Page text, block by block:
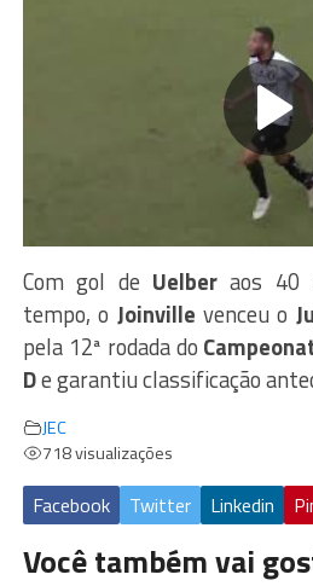
Com gol de Uelber aos 40
tempo, o Joinville venceu o
pela 12ª rodada do
De garantiu classificação
JEC
718 visualizações
Facebook Twitter Linkedin
Você também vai